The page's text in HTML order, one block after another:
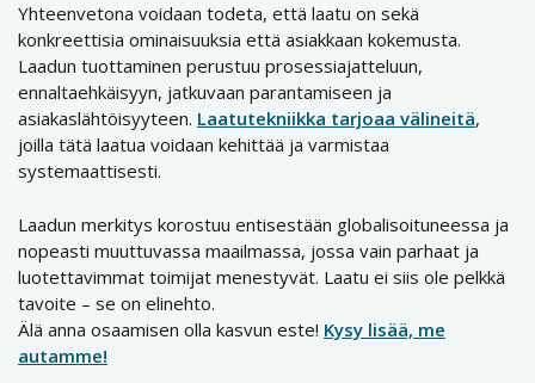
Yhteenvetona voidaan todeta, että laatu on sekä
konkreettisia ominaisuuksia että asiakkaan kokemusta.
Laadun tuottaminen perustuu prosessiajatteluun,
ennaltaehkäisyyn, jatkuvaan parantamiseen ja
asiakaslähtöisyyteen. Laatutekniikka tarjoaa välineitä,
joilla tätä laatua voidaan kehittää ja varmistaa
systemaattisesti.
Laadun merkitys korostuu entisestään globalisoituneessa ja
nopeasti muuttuvassa maailmassa, jossa vain parhaat ja
luotettavimmat toimijat menestyvät. Laatu ei siis ole pelkkä
tavoite – se on elinehto.
Älä anna osaamisen olla kasvun este! Kysy lisää, me
autamme!